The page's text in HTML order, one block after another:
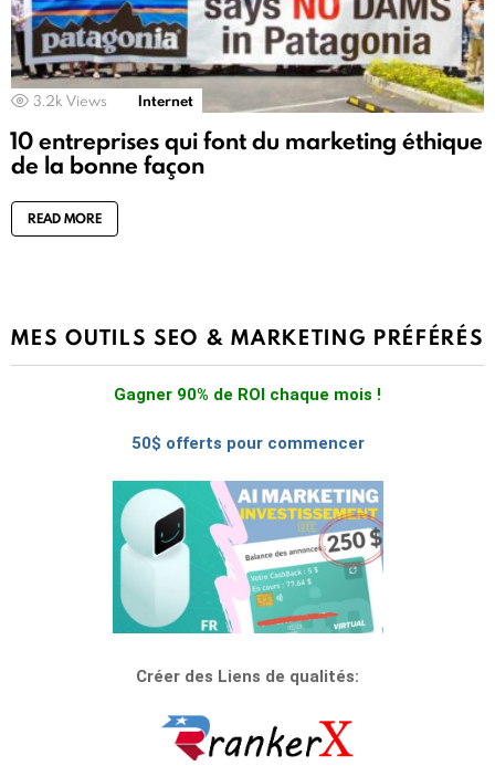
3.2k Views Internet
10 entreprises qui font du marketing éthique
de la bonne façon
READ MORE
MES OUTILS SEO & MARKETING PRÉFÉRÉS
Gagner 90% de ROI chaque mois !
50$ offerts pour commencer
Créer des Liens de qualités: